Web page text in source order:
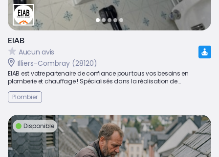
EIAB
Aucun avis
Illiers-Combray (28120)
EIAB est votre partenaire de confiance pour tous vos besoins en
plomberie et chauffage ! Spécialisés dans la réalisation de...
Plombier
Disponible